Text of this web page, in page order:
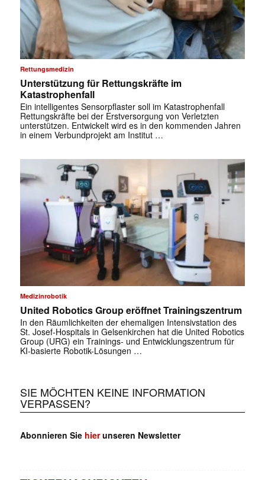
Rettungsmedizin
Unterstützung für Rettungskräfte im
Katastrophenfall
Ein intelligentes Sensorpflaster soll im Katastrophenfall
Rettungskräfte bei der Erstversorgung von Verletzten
unterstützen. Entwickelt wird es in den kommenden Jahren
in einem Verbundprojekt am Institut …
Medizinrobotik
United Robotics Group eröffnet Trainingszentrum
In den Räumlichkeiten der ehemaligen Intensivstation des
St. Josef-Hospitals in Gelsenkirchen hat die United Robotics
Group (URG) ein Trainings- und Entwicklungszentrum für
KI-basierte Robotik-Lösungen …
SIE MÖCHTEN KEINE INFORMATION
VERPASSEN?
Abonnieren Sie hierunseren Newsletter